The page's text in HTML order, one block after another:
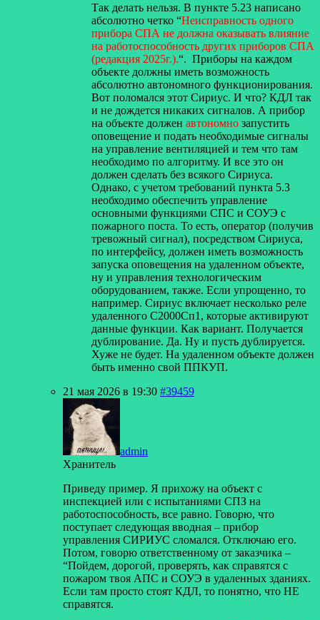
Так делать нельзя. В пункте 5.23 написано
абсолютно четко “Неисправность одного
прибора СПА не должна оказывать влияние
на работоспособность других приборов СПА
(редакция 2025г.).“. Приборы на каждом
объекте должны иметь возможность
абсолютно автономного функционирования.
Вот поломался этот Сириус. И что? КДЛ так
и не дождется никаких сигналов. А прибор
на объекте должен автономно запустить
оповещение и подать необходимые сигналы
на управление вентиляцией и тем что там
необходимо по алгоритму. И все это он
должен сделать без всякого Сириуса.
Однако, с учетом требований пункта 5.3
необходимо обеспечить управление
основными функциями СПС и СОУЭ с
пожарного поста. То есть, оператор (получив
тревожный сигнал), посредством Сириуса,
по интерфейсу, должен иметь возможность
запуска оповещения на удаленном объекте,
ну и управления технологическим
оборудованием, также. Если упрощенно, то
например. Сириус включает несколько реле
удаленного С2000Сп1, которые активируют
данные функции. Как вариант. Получается
дублирование. Да. Ну и пусть дублируется.
Хуже не будет. На удаленном объекте должен
быть именно свой ППКУП.
21 мая 2026 в 19:30 #39459
admin
Хранитель
Приведу пример. Я прихожу на объект с
инспекцией или с испытаниями СПЗ на
работоспособность, все равно. Говорю, что
поступает следующая вводная – прибор
управления СИРИУС сломался. Отключаю его.
Потом, говорю ответственному от заказчика –
“Пойдем, дорогой, проверять, как справятся с
пожаром твоя АПС и СОУЭ в удаленных зданиях.
Если там просто стоят КДЛ, то понятно, что НЕ
справятся.